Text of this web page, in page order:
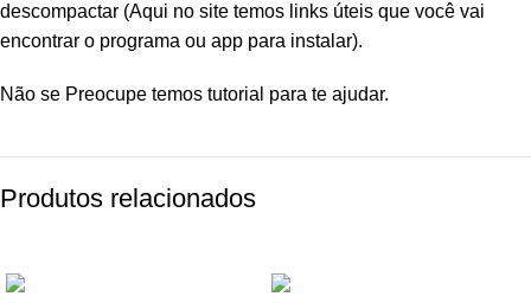
descompactar (Aqui no site temos links úteis que você vai
encontrar o programa ou app para instalar).
Não se Preocupe temos tutorial para te ajudar.
Produtos relacionados